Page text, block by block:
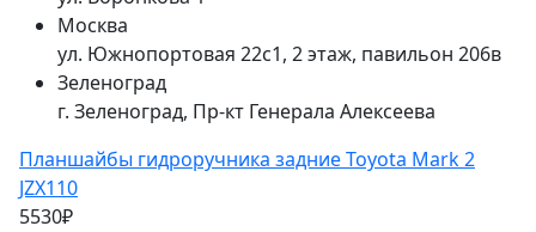
Москва
ул. Южнопортовая 22с1, 2 этаж, павильон 206в
Зеленоград
г. Зеленоград, Пр-кт Генерала Алексеева
Планшайбы гидроручника задние Toyota Mark 2
JZX110
5530₽